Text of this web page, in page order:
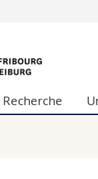
Recherche